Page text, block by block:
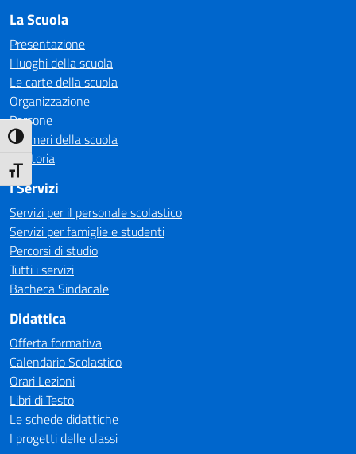
Attiva/disattiva alto contrasto
Attiva/disattiva dimensione testo
La Scuola
Presentazione
I luoghi della scuola
Le carte della scuola
Organizzazione
Persone
I numeri della scuola
La storia
I Servizi
Servizi per il personale scolastico
Servizi per famiglie e studenti
Percorsi di studio
Tutti i servizi
Bacheca Sindacale
Didattica
Offerta formativa
Calendario Scolastico
Orari Lezioni
Libri di Testo
Le schede didattiche
I progetti delle classi